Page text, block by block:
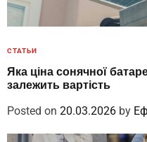
СТАТЬИ
Яка ціна сонячної
залежить вартість
Posted on 20.03.2026 by